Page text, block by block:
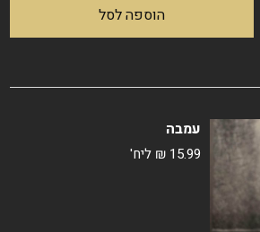
הוספה לסל
עמבה
₪ 15.99 ליח'